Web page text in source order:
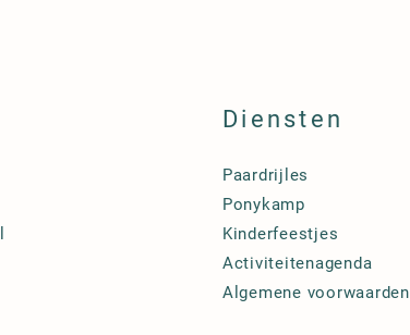
Diensten
Paardrijles
Ponykamp
Kinderfeestjes
Activiteitenagenda
Algemene voorwaarden